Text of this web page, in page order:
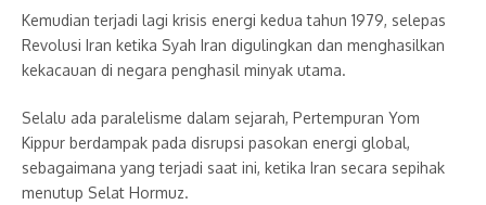
Kemudian terjadi lagi krisis energi kedua tahun 1979, selepas
Revolusi Iran ketika Syah Iran digulingkan dan menghasilkan
kekacauan di negara penghasil minyak utama.
Selalu ada paralelisme dalam sejarah, Pertempuran Yom
Kippur berdampak pada disrupsi pasokan energi global,
sebagaimana yang terjadi saat ini, ketika Iran secara sepihak
menutup Selat Hormuz.